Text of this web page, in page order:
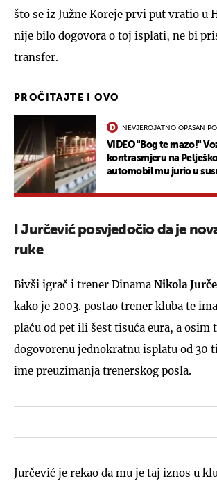
što se iz Južne Koreje prvi put vratio u
nije bilo dogovora o toj isplati, ne bi
transfer.
PROČITAJTE I OVO
NEVJEROJATNO OPASAN
VIDEO "Bog te mazo!"
kontrasmjeru na
automobil mu jurio u
I Jurčević posvjedočio da je
ruke
Bivši igrač i trener Dinama Nikola
kako je 2003. postao trener kluba te
plaću od pet ili šest tisuća eura, a osim
dogovorenu jednokratnu isplatu od 30
ime preuzimanja trenerskog posla.
Jurčević je rekao da mu je taj iznos u